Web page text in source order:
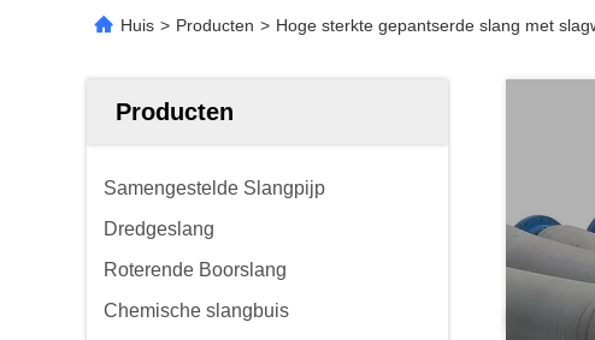
Huis > Producten > Hoge sterkte gepantserde slang met
Producten
Samengestelde Slangpijp
Dredgeslang
Roterende Boorslang
Chemische slangbuis